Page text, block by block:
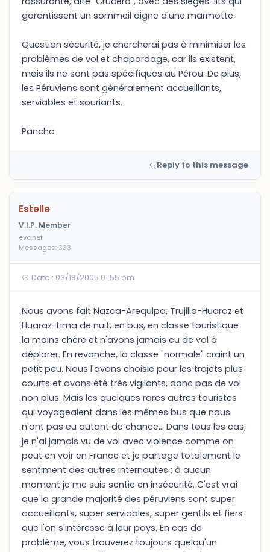
garantissent un sommeil digne d'une marmotte.
Question sécurité, je chercherai pas à minimiser les
problèmes de vol et chapardage, car ils existent,
mais ils ne sont pas spécifiques au Pérou. De plus,
les Péruviens sont généralement accueillants,
serviables et souriants.
Pancho
Reply to this message
Estelle
V.I.P. Member
evc.net
Messages: 333
Date : 03/18/2005 01:55 pm
Nous avons fait Nazca-Arequipa, Trujillo-Huaraz et
Huaraz-Lima de nuit, en bus, en classe touristique
la moins chère et n'avons jamais eu de vol à
déplorer. En revanche, la classe "normale" craint un
petit peu. Nous l'avons choisie pour les trajets plus
courts et avons été très vigilants, donc pas de vol
non plus. Mais les quelques rares autres touristes
qui voyageaient dans les mêmes bus que nous
n'ont pas eu autant de chance... Dans tous les cas,
je n'ai jamais vu de vol avec violence comme on
peut en voir en France et je partage totalement le
sentiment des autres internautes : à aucun
moment je me suis sentie en insécurité. C'est vrai
que la grande majorité des péruviens sont super
accueillants, super serviables, super gentils et fiers
que l'on s'intéresse à leur pays. En cas de
problème, vous trouverez toujours quelqu'un